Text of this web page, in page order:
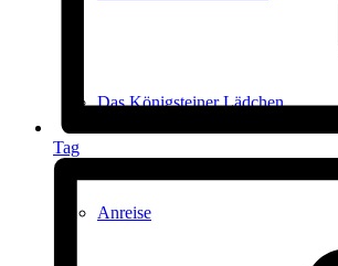
Das Königsteiner Lädchen
Anreise
Tag